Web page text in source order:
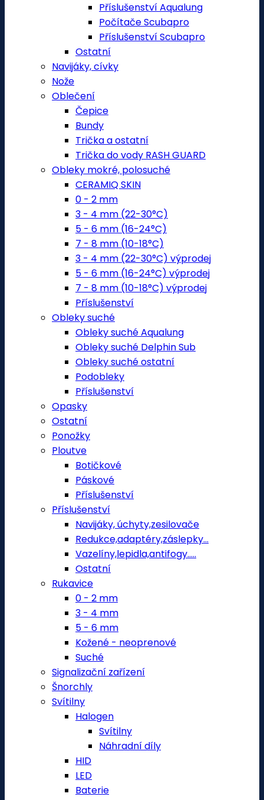
Příslušenství Aqualung
Počítače Scubapro
Příslušenství Scubapro
Ostatní
Navijáky, cívky
Nože
Oblečení
Čepice
Bundy
Trička a ostatní
Trička do vody RASH GUARD
Obleky mokré, polosuché
CERAMIQ SKIN
0 - 2 mm
3 - 4 mm (22-30°C)
5 - 6 mm (16-24°C)
7 - 8 mm (10-18°C)
3 - 4 mm (22-30°C) výprodej
5 - 6 mm (16-24°C) výprodej
7 - 8 mm (10-18°C) výprodej
Příslušenství
Obleky suché
Obleky suché Aqualung
Obleky suché Delphin Sub
Obleky suché ostatní
Podobleky
Příslušenství
Opasky
Ostatní
Ponožky
Ploutve
Botičkové
Páskové
Příslušenství
Příslušenství
Navijáky, úchyty,zesilovače
Redukce,adaptéry,záslepky...
Vazelíny,lepidla,antifogy.....
Ostatní
Rukavice
0 - 2 mm
3 - 4 mm
5 - 6 mm
Kožené - neoprenové
Suché
Signalizační zařízení
Šnorchly
Svítilny
Halogen
Svítilny
Náhradní díly
HID
LED
Baterie